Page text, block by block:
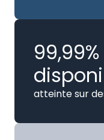
atteinte sur